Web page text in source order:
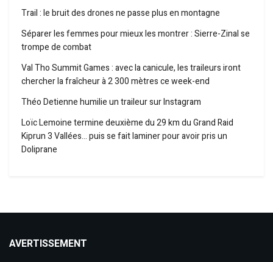
Trail : le bruit des drones ne passe plus en montagne
Séparer les femmes pour mieux les montrer : Sierre-Zinal se
trompe de combat
Val Tho Summit Games : avec la canicule, les traileurs iront
chercher la fraîcheur à 2 300 mètres ce week-end
Théo Detienne humilie un traileur sur Instagram
Loïc Lemoine termine deuxième du 29 km du Grand Raid
Kiprun 3 Vallées… puis se fait laminer pour avoir pris un
Doliprane
AVERTISSEMENT